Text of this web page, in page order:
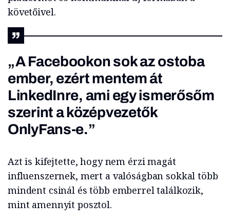
követőivel.
„A Facebookon sok az ostoba
ember, ezért mentem át
LinkedInre, ami egy ismerősőm
szerint a középvezetők
OnlyFans-e.”
Azt is kifejtette, hogy nem érzi magát
influenszernek, mert a valóságban sokkal több
mindent csinál és több emberrel találkozik,
mint amennyit posztol.